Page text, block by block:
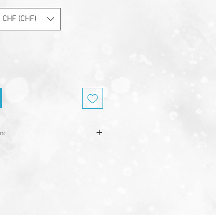
CHF (CHF)